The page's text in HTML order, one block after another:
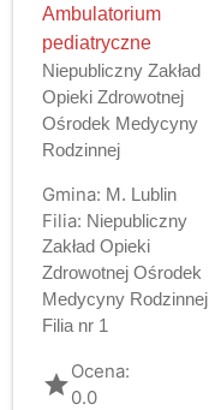
Ambulatorium
pediatryczne
Niepubliczny Zakład
Opieki Zdrowotnej
Ośrodek Medycyny
Rodzinnej
Gmina: M. Lublin
Filia: Niepubliczny
Zakład Opieki
Zdrowotnej Ośrodek
Medycyny Rodzinnej
Filia nr 1
gradeOcena:
0.0